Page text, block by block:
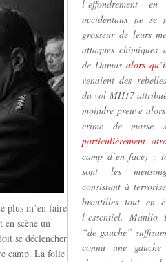
plus m’en faire
scène un
se déclencher
camp. La folie
l’effondrement
occidentaux ne se
grosseur de leurs
attaques chimiques
de Damas alors
venaient des
du vol MH17
moindre preuve
crime de masse
particulièrement
camp d’en face) ;
sont les
consistant à
broutilles tout en
l’essentiel. Manlio
“de gauche”
connu une